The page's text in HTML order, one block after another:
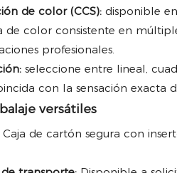
de color (CCS): disponible
de color consistente en
profesionales.
seleccione entre lineal,
con la sensación exacta
versátiles
Caja de cartón segura con